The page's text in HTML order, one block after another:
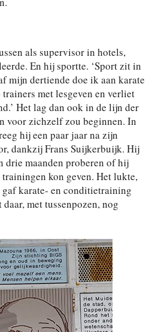
als supervisor in hotels,
En hij sportte. ‘Sport zit in
mijn dertiende doe ik aan karate
met lesgeven en verliet
Het lag dan ook in de lijn der
voor zichzelf zou beginnen. In
hij een paar jaar na zijn
dankzij Frans Suijkerbuijk. Hij
drie maanden proberen of hij
kon geven. Het lukte,
karate- en conditietraining
met tussenpozen, nog